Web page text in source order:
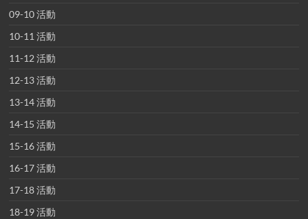
09-10 活動
10-11 活動
11-12 活動
12-13 活動
13-14 活動
14-15 活動
15-16 活動
16-17 活動
17-18 活動
18-19 活動